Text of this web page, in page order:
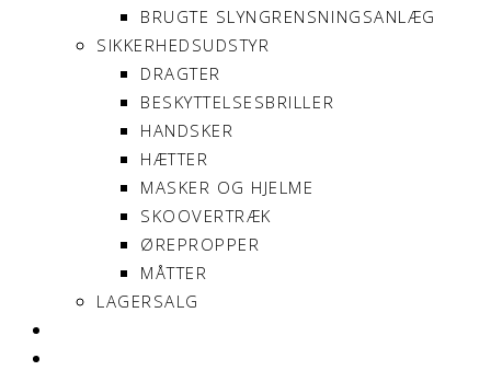
BRUGTE SLYNGRENSNINGSANLÆG
SIKKERHEDSUDSTYR
DRAGTER
BESKYTTELSESBRILLER
HANDSKER
HÆTTER
MASKER OG HJELME
SKOOVERTRÆK
ØREPROPPER
MÅTTER
LAGERSALG